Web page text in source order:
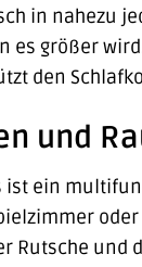
in nahezu
es größer
den
und
ist ein
Rutsche